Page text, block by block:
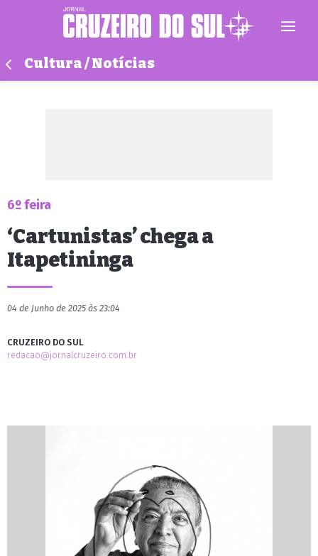
Cultura / Notícias
6º feira
‘Cartunistas’ chega a
Itapetininga
04 de Junho de 2025 às 23:04
CRUZEIRO DO SUL
redacao@jornalcruzeiro.com.br